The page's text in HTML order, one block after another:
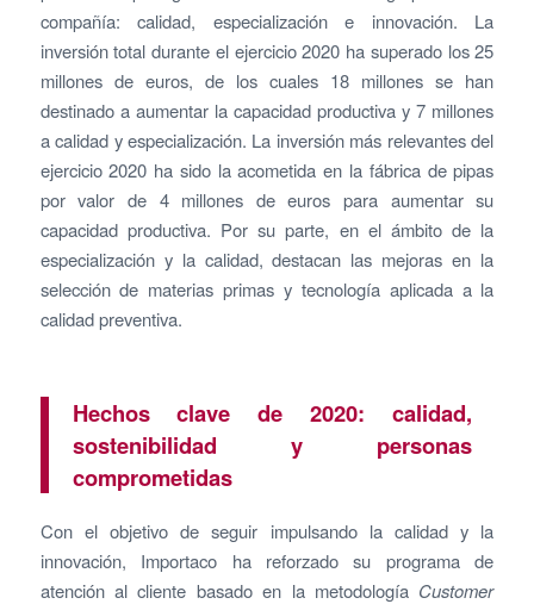
compañía: calidad, especialización e innovación. La
inversión total durante el ejercicio 2020 ha superado los 25
millones de euros, de los cuales 18 millones se han
destinado a aumentar la capacidad productiva y 7 millones
a calidad y especialización. La inversión más relevantes del
ejercicio 2020 ha sido la acometida en la fábrica de pipas
por valor de 4 millones de euros para aumentar su
capacidad productiva. Por su parte, en el ámbito de la
especialización y la calidad, destacan las mejoras en la
selección de materias primas y tecnología aplicada a la
calidad preventiva.
Hechos clave de 2020: calidad,
sostenibilidad y personas
comprometidas
Con el objetivo de seguir impulsando la calidad y la
innovación, Importaco ha reforzado su programa de
atención al cliente basado en la metodología Customer